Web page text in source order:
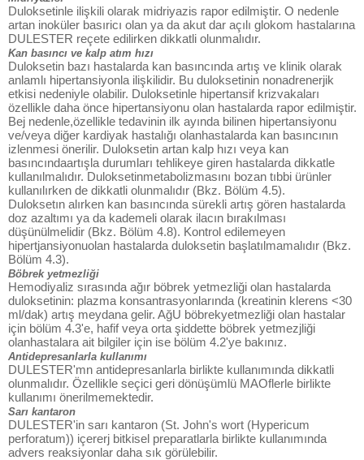
Duloksetinle ilişkili olarak midriyazis rapor edilmiştir. O nedenle
artan inoküler basıricı olan ya da akut dar açılı glokom hastalarına
DULESTER reçete edilirken dikkatli olunmalıdır.
Kan basıncı ve kalp atım hızı
Duloksetin bazı hastalarda kan basıncında artış ve klinik olarak
anlamlı hipertansiyonla ilişkilidir. Bu duloksetinin nonadrenerjik
etkisi nedeniyle olabilir. Duloksetinle hipertansif krizvakaları
özellikle daha önce hipertansiyonu olan hastalarda rapor edilmiştir.
Bej nedenle,özellikle tedavinin ilk ayında bilinen hipertansiyonu
ve/veya diğer kardiyak hastalığı olanhastalarda kan basıncının
izlenmesi önerilir. Duloksetin artan kalp hızı veya kan
basıncındaartışla durumları tehlikeye giren hastalarda dikkatle
kullanılmalıdır. Duloksetinmetabolizmasını bozan tıbbi ürünler
kullanılırken de dikkatli olunmalıdır (Bkz. Bölüm 4.5).
Duloksetın alırken kan basıncında sürekli artış gören hastalarda
doz azaltımı ya da kademeli olarak ilacın bırakılması
düşünülmelidir (Bkz. Bölüm 4.8). Kontrol edilemeyen
hipertjansiyonuolan hastalarda duloksetin başlatılmamalıdır (Bkz.
Bölüm 4.3).
Böbrek yetmezliği
Hemodiyaliz sırasında ağır böbrek yetmezliği olan hastalarda
duloksetinin: plazma konsantrasyonlarında (kreatinin klerens <30
ml/dak) artış meydana gelir. AğU böbrekyetmezliği olan hastalar
için bölüm 4.3'e, hafif veya orta şiddette böbrek yetmezjliği
olanhastalara ait bilgiler için ise bölüm 4.2'ye bakınız.
Antidepresanlarla kullanımı
DULESTER'mn antidepresanlarla birlikte kullanımında dikkatli
olunmalıdır. Özellikle seçici geri dönüşümlü MAOflerle birlikte
kullanımı önerilmemektedir.
Sarı kantaron
DULESTER'in sarı kantaron (St. John's wort (Hypericum
perforatum)) içererj bitkisel preparatlarla birlikte kullanımında
advers reaksiyonlar daha sık görülebilir.